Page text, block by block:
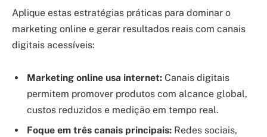
Aplique estas estratégias práticas para dominar o
marketing online e gerar resultados reais com canais
digitais acessíveis:
Marketing online usa internet: Canais digitais
permitem promover produtos com alcance global,
custos reduzidos e medição em tempo real.
Foque em três canais principais: Redes sociais,